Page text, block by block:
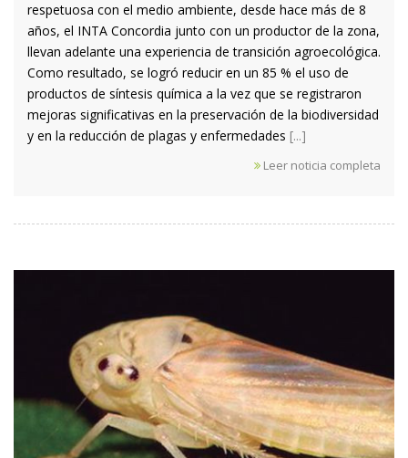
respetuosa con el medio ambiente, desde hace más de 8
años, el INTA Concordia junto con un productor de la zona,
llevan adelante una experiencia de transición agroecológica.
Como resultado, se logró reducir en un 85 % el uso de
productos de síntesis química a la vez que se registraron
mejoras significativas en la preservación de la biodiversidad
y en la reducción de plagas y enfermedades [...]
Leer noticia completa